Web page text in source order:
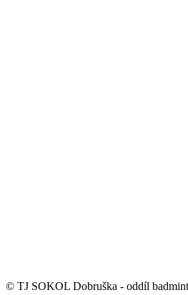
© TJ SOKOL Dobruška - oddíl